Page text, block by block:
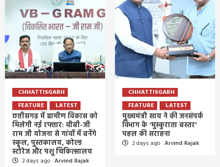
CHHATTISGARH
FEATURE
LATEST
छत्तीसगढ़ में ग्रामीण विकास को
मिलेगी नई रफ्तार: वीबी-जी
राम जी योजना से गांवों में बनेंगे
स्कूल, पुस्तकालय, कोल्ड
स्टोरेज और पशु चिकित्सालय
2 days ago Arvind Rajak
CHHATTISGARH
FEATURE
LATEST
मुख्यमंत्री साय ने की जनसंपर्क
विभाग के ‘मुस्कुराता बस्तर’
पहल की सराहना
2 days ago Arvind Rajak